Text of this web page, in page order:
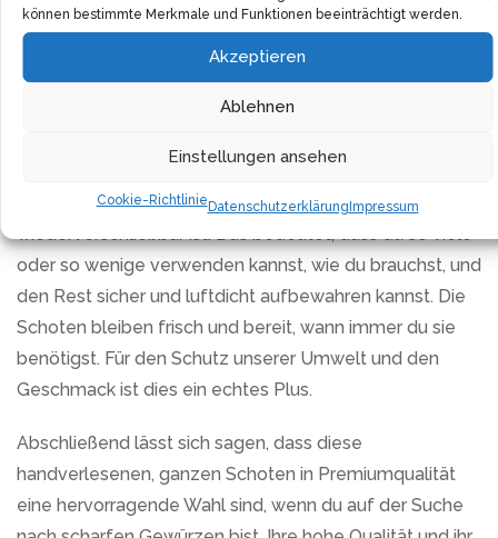
können bestimmte Merkmale und Funktionen beeinträchtigt werden.
Akzeptieren
Ablehnen
Einstellungen ansehen
Cookie-RichtlinieDatenschutzerklärungImpressum
die Verpackung. Die Chilischoten kommen in einer
umweltfreundlichen Aromaverpackung, die versiegelt
und wiederverschließbar ist. Damit bleiben die Schoten
nicht nur länger haltbar, sondern behalten auch ihr
intensives Aroma und ihre knackige Konsistenz.
Das Beste ist jedoch, dass die Verpackung
wiederverschließbar ist. Das bedeutet, dass du so viele
oder so wenige verwenden kannst, wie du brauchst, und
den Rest sicher und luftdicht aufbewahren kannst. Die
Schoten bleiben frisch und bereit, wann immer du sie
benötigst. Für den Schutz unserer Umwelt und den
Geschmack ist dies ein echtes Plus.
Abschließend lässt sich sagen, dass diese
handverlesenen, ganzen Schoten in Premiumqualität
eine hervorragende Wahl sind, wenn du auf der Suche